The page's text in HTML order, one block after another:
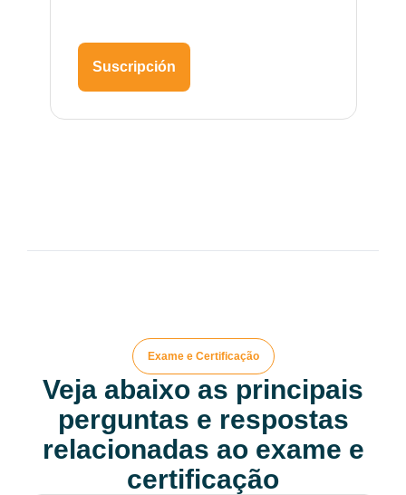
Suscripción
Exame e Certificação
Veja abaixo as principais
perguntas e respostas
relacionadas ao exame e
certificação